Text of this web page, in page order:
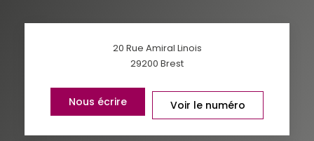
VOITURE
RÉSULTATS DES LYCÉES ECOLES ET CRÈCHES
20 Rue Amiral Linois
29200 Brest
Nous écrire Voir le numéro